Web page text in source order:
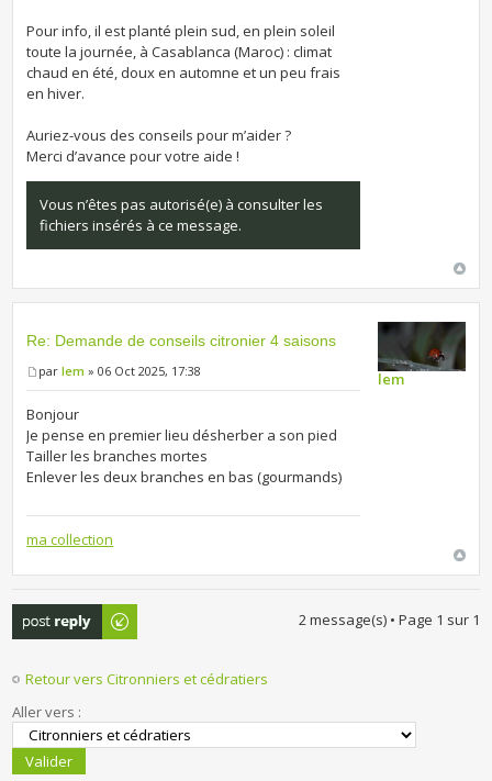
Pour info, il est planté plein sud, en plein soleil
toute la journée, à Casablanca (Maroc) : climat
chaud en été, doux en automne et un peu frais
en hiver.
Auriez-vous des conseils pour m’aider ?
Merci d’avance pour votre aide !
Vous n’êtes pas autorisé(e) à consulter les
fichiers insérés à ce message.
Re: Demande de conseils citronier 4 saisons
parlem » 06 Oct 2025, 17:38
Bonjour
Je pense en premier lieu désherber a son pied
Tailler les branches mortes
Enlever les deux branches en bas (gourmands)
ma collection
lem
Publier une
réponse
2 message(s) • Page 1 sur 1
Retour vers Citronniers et cédratiers
Aller vers :